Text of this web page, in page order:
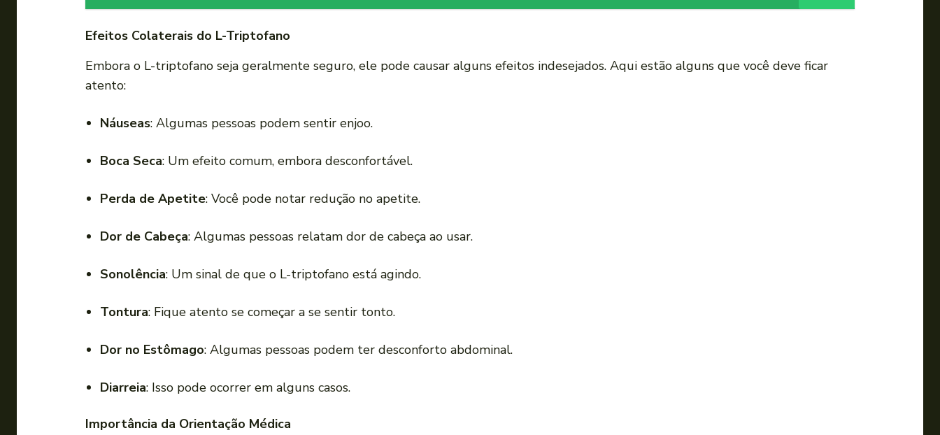
n
r
Efeitos Colaterais do L-Triptofano
Embora o L-triptofano seja geralmente seguro, ele pode causar alguns efeitos indesejados. Aqui estão alguns que você deve ficar
atento:
Náuseas: Algumas pessoas podem sentir enjoo.
Boca Seca: Um efeito comum, embora desconfortável.
Perda de Apetite: Você pode notar redução no apetite.
Dor de Cabeça: Algumas pessoas relatam dor de cabeça ao usar.
Sonolência: Um sinal de que o L-triptofano está agindo.
Tontura: Fique atento se começar a se sentir tonto.
Dor no Estômago: Algumas pessoas podem ter desconforto abdominal.
Diarreia: Isso pode ocorrer em alguns casos.
Importância da Orientação Médica